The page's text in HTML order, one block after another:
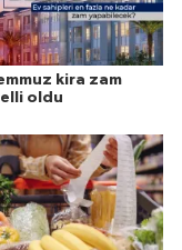
kira zam
oldu